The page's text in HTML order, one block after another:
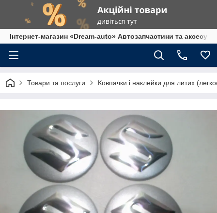
Інтернет-магазин «Dream-auto» Автозапчастини та
Товари та послуги Ковпачки і наклейки для литих